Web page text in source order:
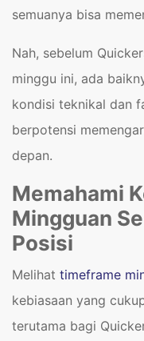
semuanya bisa
Nah, sebelum
minggu ini, ada
kondisi teknikal dan
berpotensi
depan.
Memahami
Mingguan
Posisi
Melihat timeframe
kebiasaan yang
terutama bagi